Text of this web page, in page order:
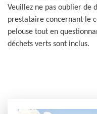
Veuillez ne pas oublier de
prestataire concernant le
pelouse tout en
déchets verts sont inclus.